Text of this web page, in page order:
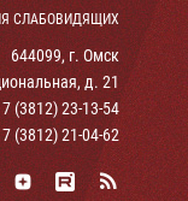
СЛАБОВИДЯЩИХ
644099, г. Омск
д. 21
(3812) 23-13-54
(3812) 21-04-62